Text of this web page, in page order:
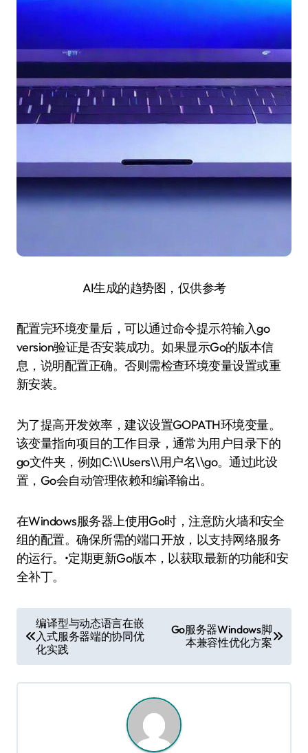
AI生成的趋势图，仅供参考
配置完环境变量后，可以通过命令提示符输入go
version验证是否安装成功。如果显示Go的版本信
息，说明配置正确。否则需检查环境变量设置或重
新安装。
为了提高开发效率，建议设置GOPATH环境变量。
该变量指向项目的工作目录，通常为用户目录下的
go文件夹，例如C:\\Users\\用户名\\go。通过此设
置，Go会自动管理依赖和编译输出。
在Windows服务器上使用Go时，注意防火墙和安全
组的配置。确保所需的端口开放，以支持网络服务
的运行。•定期更新Go版本，以获取最新的功能和安
全补丁。
章
导
航
编译型与动态语言在嵌
入式服务器端的协同优
化实践
Go服务器Windows脚
本兼容性优化方案